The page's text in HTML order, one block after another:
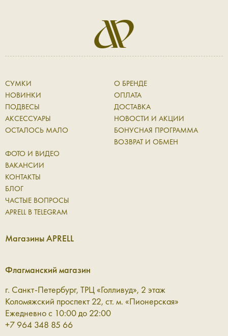
Кожаные аксессуары: баланс формы и
функциональности
Современные кожаные аксессуары — это не просто
дополнение, а полноценная часть повседневного ритма.
Они сопровождают вас в течение дня, выдерживают
активное использование и при этом сохраняют
аккуратный внешний вид. Натуральная кожа со временем
становится только лучше: приобретает характерную
фактуру и мягкость, оставаясь надежной основой для
ежедневных вещей.
В коллекции Aprell представлены аксессуары для разных
сценариев:
как в базовом гардеробе, так и в более сложных
сочетаниях, где важна каждая линия. Это деталь, которая
работает незаметно, но всегда точно.
Перчатки — комфорт и защита в
СУМКИ
НОВИНКИ
ПОДВЕСЫ
АКСЕССУАРЫ
ОСТАЛОСЬ МАЛО
О БРЕНДЕ
ОПЛАТА
ДОСТАВКА
НОВОСТИ И АКЦИИ
БОНУСНАЯ ПРОГРАММА
ВОЗВРАТ И ОБМЕН
ФОТО И ВИДЕО
ВАКАНСИИ
КОНТАКТЫ
БЛОГ
ЧАСТЫЕ ВОПРОСЫ
APRELL В TELEGRAM
Магазины APRELL
Флагманский магазин
г. Санкт-Петербург, ТРЦ «Голливуд», 2 этаж
Коломяжский проспект 22, ст. м. «Пионерская»
Ежедневно с 10:00 до 22:00
+7 964 348 85 66